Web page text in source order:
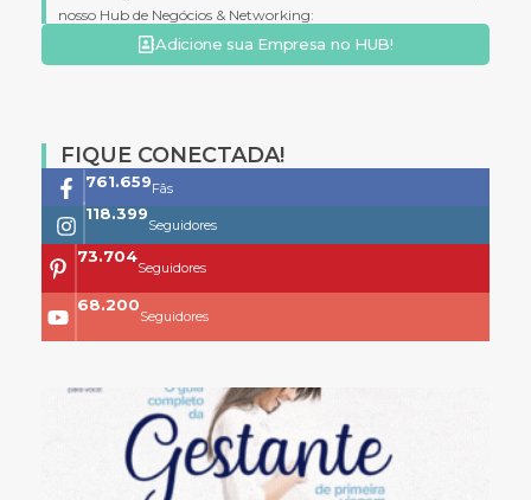
nosso Hub de Negócios & Networking:
Adicione sua Empresa no HUB!
FIQUE CONECTADA!
761.659Fãs
118.399
Seguidores
73.704
Seguidores
68.200
Seguidores